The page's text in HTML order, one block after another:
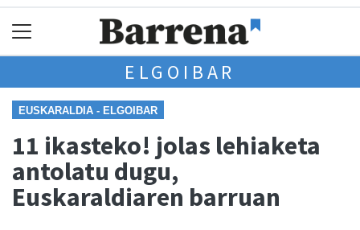
ELGOIBAR
EUSKARALDIA - ELGOIBAR
11 ikasteko! jolas lehiaketa
antolatu dugu,
Euskaraldiaren barruan